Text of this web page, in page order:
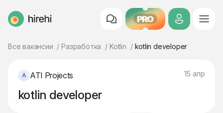
HireHi PRO
Все вакансии Разработка Kotlin kotlin developer
ATI Projects 15 апр
kotlin developer